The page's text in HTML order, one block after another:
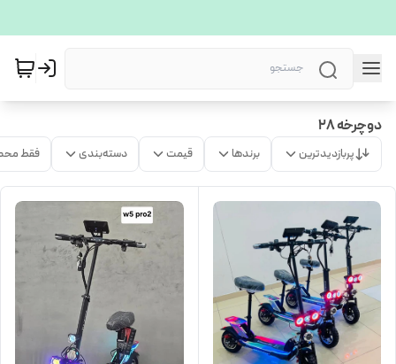
دوچرخه 28
پربازدیدترین برندها قیمت دسته‌بندی فقط